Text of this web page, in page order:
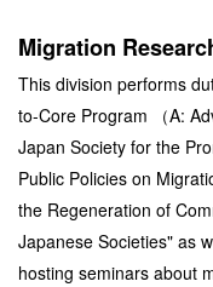
Migration
This division performs
to-Core Program （A:
Japan Society for the
Public Policies on
the Regeneration of
Japanese Societies" as
hosting seminars about